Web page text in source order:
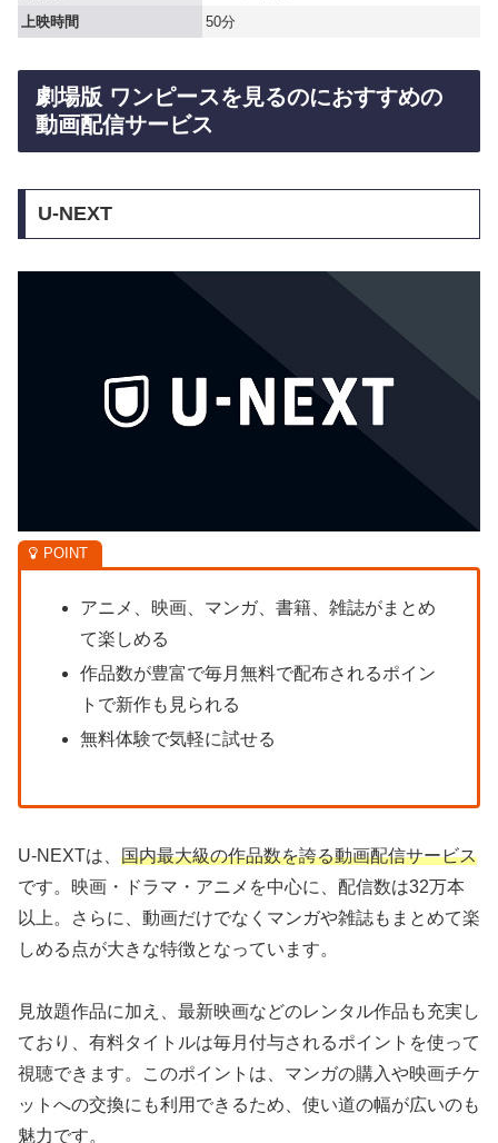
上映時間
50分
劇場版 ワンピースを見るのにおすすめの
動画配信サービス
U-NEXT
アニメ、映画、マンガ、書籍、雑誌がまとめ
て楽しめる
作品数が豊富で毎月無料で配布されるポイン
トで新作も見られる
無料体験で気軽に試せる
U-NEXTは、 国内最大級の作品数を誇る動画配信サービス
です。映画・ドラマ・アニメを中心に、配信数は32万本
以上。さらに、動画だけでなくマンガや雑誌もまとめて楽
しめる点が大きな特徴となっています。
見放題作品に加え、最新映画などのレンタル作品も充実し
ており、有料タイトルは毎月付与されるポイントを使って
視聴できます。このポイントは、マンガの購入や映画チケ
ットへの交換にも利用できるため、使い道の幅が広いのも
魅力です。